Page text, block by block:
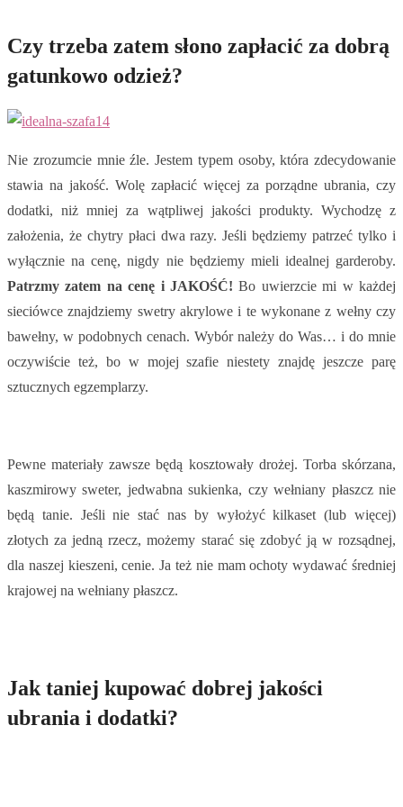
Czy trzeba zatem słono zapłacić za dobrą
gatunkowo odzież?
Nie zrozumcie mnie źle. Jestem typem osoby, która zdecydowanie
stawia na jakość. Wolę zapłacić więcej za porządne ubrania, czy
dodatki, niż mniej za wątpliwej jakości produkty. Wychodzę z
założenia, że chytry płaci dwa razy. Jeśli będziemy patrzeć tylko i
wyłącznie na cenę, nigdy nie będziemy mieli idealnej garderoby.
Patrzmy zatem na cenę i JAKOŚĆ! Bo uwierzcie mi w każdej
sieciówce znajdziemy swetry akrylowe i te wykonane z wełny czy
bawełny, w podobnych cenach. Wybór należy do Was… i do mnie
oczywiście też, bo w mojej szafie niestety znajdę jeszcze parę
sztucznych egzemplarzy.
Pewne materiały zawsze będą kosztowały drożej. Torba skórzana,
kaszmirowy sweter, jedwabna sukienka, czy wełniany płaszcz nie
będą tanie. Jeśli nie stać nas by wyłożyć kilkaset (lub więcej)
złotych za jedną rzecz, możemy starać się zdobyć ją w rozsądnej,
dla naszej kieszeni, cenie. Ja też nie mam ochoty wydawać średniej
krajowej na wełniany płaszcz.
Jak taniej kupować dobrej jakości
ubrania i dodatki?